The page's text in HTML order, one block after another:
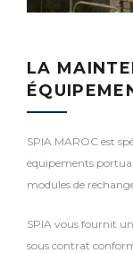
LA
SPIA MAROC est
équipements
modules de
SPIA vous fournit
sous contrat